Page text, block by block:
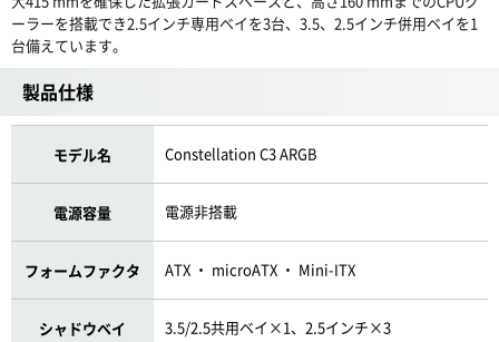
ーラーを搭載でき2.5インチ専用ベイを3台、3.5、2.5インチ併用ベイを1
台備えています。
製品仕様
モデル名 Constellation C3 ARGB
電源容量 電源非搭載
フォームファクタ ATX ・ microATX ・ Mini-ITX
シャドウベイ 3.5/2.5共用ベイ×1、2.5インチ×3